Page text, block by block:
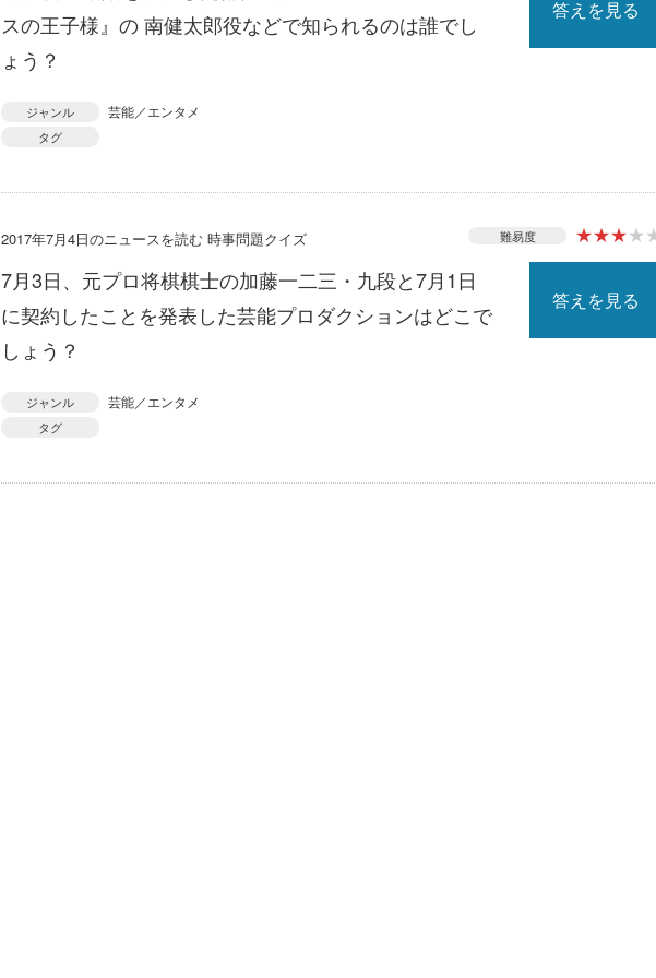
スの王子様』の 南健太郎役などで知られるのは誰でし
ょう？
答えを見る
ジャンル 芸能／エンタメ
タグ
2017年7月4日のニュースを読む 時事問題クイズ 難易度 ★★★★
7月3日、元プロ将棋棋士の加藤一二三・九段と7月1日
に契約したことを発表した芸能プロダクションはどこで
しょう？
答えを見る
ジャンル 芸能／エンタメ
タグ